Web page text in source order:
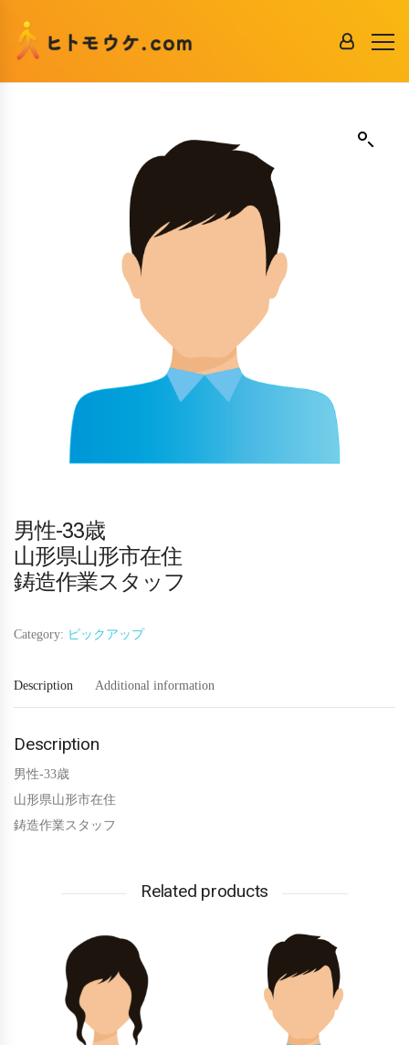
男性-33歳
山形県山形市在住
鋳造作業スタッフ
Category: ピックアップ
Description Additional information
Description
男性-33歳
山形県山形市在住
鋳造作業スタッフ
Related products